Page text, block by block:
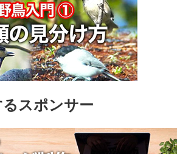
るスポンサー